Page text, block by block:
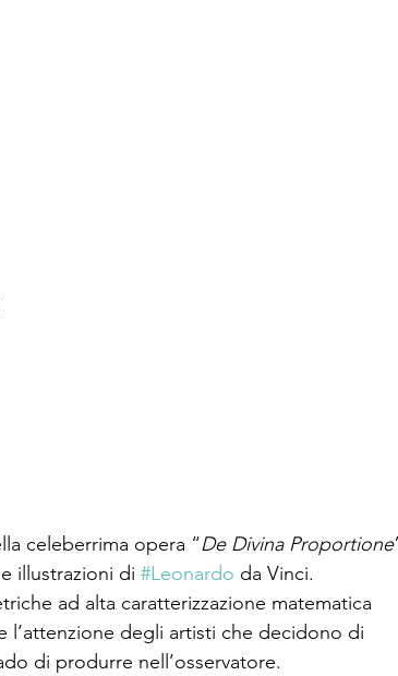
celeberrima opera “De Divina Proportione
illustrazioni di #Leonardo da Vinci.
ad alta caratterizzazione matematica
l’attenzione degli artisti che decidono di
di produrre nell’osservatore.